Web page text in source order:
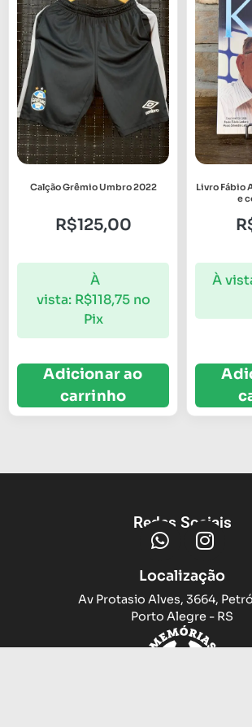
Calção Grêmio Umbro 2022
R$125,00
À
vista: R$118,75 no
Pix
Adicionar ao
carrinho
Livro Fábio
e
À
Redes Sociais
Localização
Av Protasio Alves, 3664,
Porto Alegre - RS